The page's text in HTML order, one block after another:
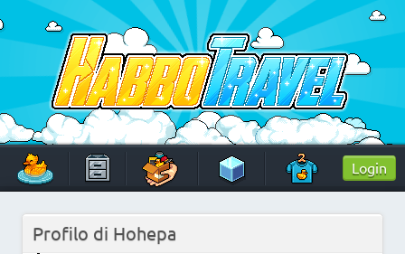
to
content
HabboTravel
Un viaggio di pixel!
Login
Profilo di Hohepa